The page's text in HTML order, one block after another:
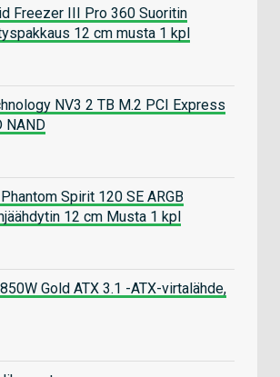
Freezer III Pro 360 Suoritin
12 cm musta 1 kpl
NV3 2 TB M.2 PCI Express
NAND
Spirit 120 SE ARGB
12 cm Musta 1 kpl
Gold ATX 3.1 -ATX-virtalähde,